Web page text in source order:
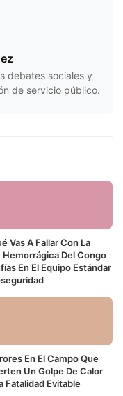
debates sociales y
de servicio público.
Vas A Fallar Con La
Hemorrágica Del Congo
En El Equipo Estándar
En El Campo Que
Un Golpe De Calor
Fatalidad Evitable